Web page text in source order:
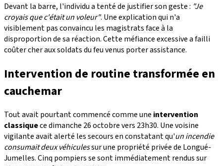
Devant la barre, l'individu a tenté de justifier son geste : "Je
croyais que c'était un voleur". Une explication qui n'a
visiblement pas convaincu les magistrats face à la
disproportion de sa réaction. Cette méfiance excessive a failli
coûter cher aux soldats du feu venus porter assistance.
Intervention de routine transformée en
cauchemar
Tout avait pourtant commencé comme une intervention
classiquece dimanche 26 octobre vers 23h30. Une voisine
vigilante avait alerté les secours en constatant qu'un incendie
consumait deux véhiculessur une propriété privée de Longué-
Jumelles. Cinq pompiers se sont immédiatement rendus sur